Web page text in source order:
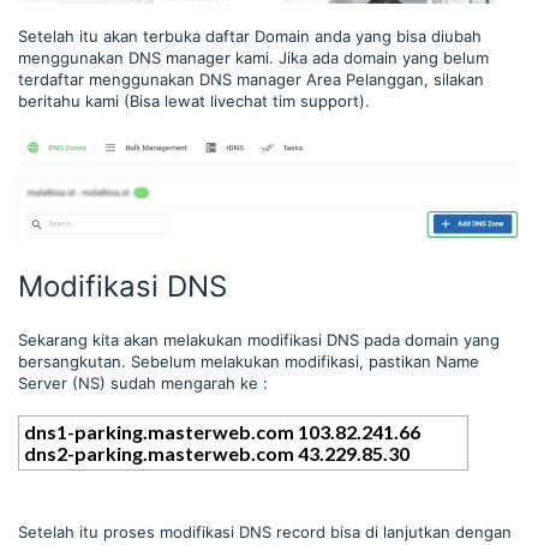
Setelah itu akan terbuka daftar Domain anda yang bisa diubah
menggunakan DNS manager kami. Jika ada domain yang belum
terdaftar menggunakan DNS manager Area Pelanggan, silakan
beritahu kami (Bisa lewat livechat tim support).
Modifikasi DNS
Sekarang kita akan melakukan modifikasi DNS pada domain yang
bersangkutan. Sebelum melakukan modifikasi, pastikan Name
Server (NS) sudah mengarah ke :
dns1-parking.masterweb.com 103.82.241.66
dns2-parking.masterweb.com 43.229.85.30
Setelah itu proses modifikasi DNS record bisa di lanjutkan dengan